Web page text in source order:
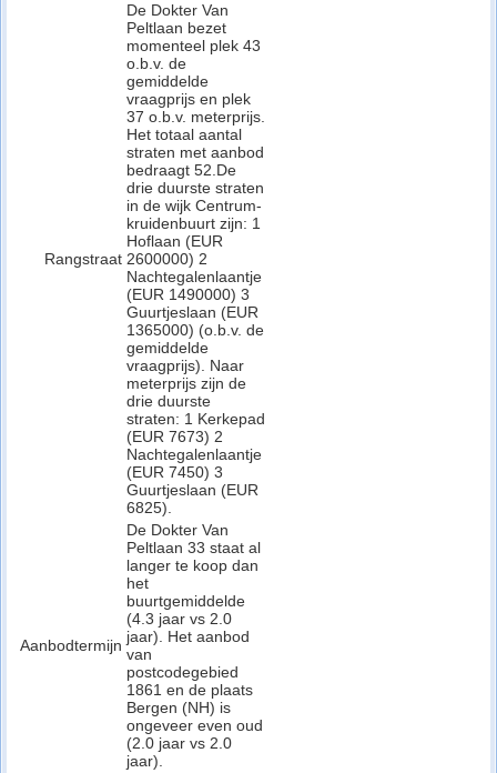
Rangstraat
De Dokter Van
Peltlaan bezet
momenteel plek 43
o.b.v. de
gemiddelde
vraagprijs en plek
37 o.b.v. meterprijs.
Het totaal aantal
straten met aanbod
bedraagt 52.De
drie duurste straten
in de wijk Centrum-
kruidenbuurt zijn: 1
Hoflaan (EUR
2600000) 2
Nachtegalenlaantje
(EUR 1490000) 3
Guurtjeslaan (EUR
1365000) (o.b.v. de
gemiddelde
vraagprijs). Naar
meterprijs zijn de
drie duurste
straten: 1 Kerkepad
(EUR 7673) 2
Nachtegalenlaantje
(EUR 7450) 3
Guurtjeslaan (EUR
6825).
Aanbodtermijn
De Dokter Van
Peltlaan 33 staat al
langer te koop dan
het
buurtgemiddelde
(4.3 jaar vs 2.0
jaar). Het aanbod
van
postcodegebied
1861 en de plaats
Bergen (NH) is
ongeveer even oud
(2.0 jaar vs 2.0
jaar).